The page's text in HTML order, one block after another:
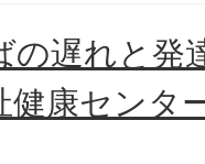
の遅れと発
健康センタ